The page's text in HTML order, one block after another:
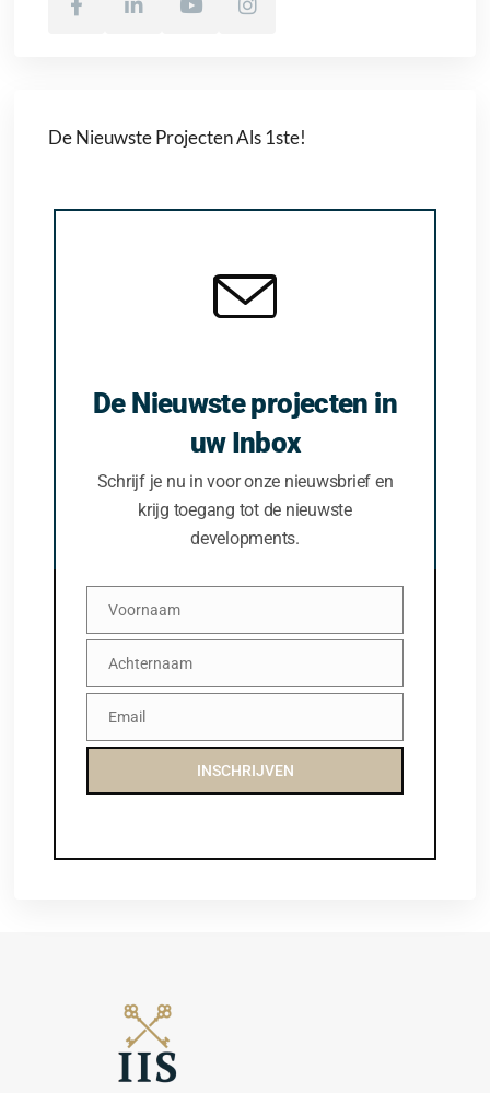
De Nieuwste Projecten Als 1ste!
De Nieuwste projecten in
uw Inbox
Schrijf je nu in voor onze nieuwsbrief en
krijg toegang tot de nieuwste
developments.
Voornaam
Voornaam
Achternaam
Achternaam
EmailEmail
INSCHRIJVEN